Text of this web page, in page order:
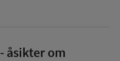
- åsikter om